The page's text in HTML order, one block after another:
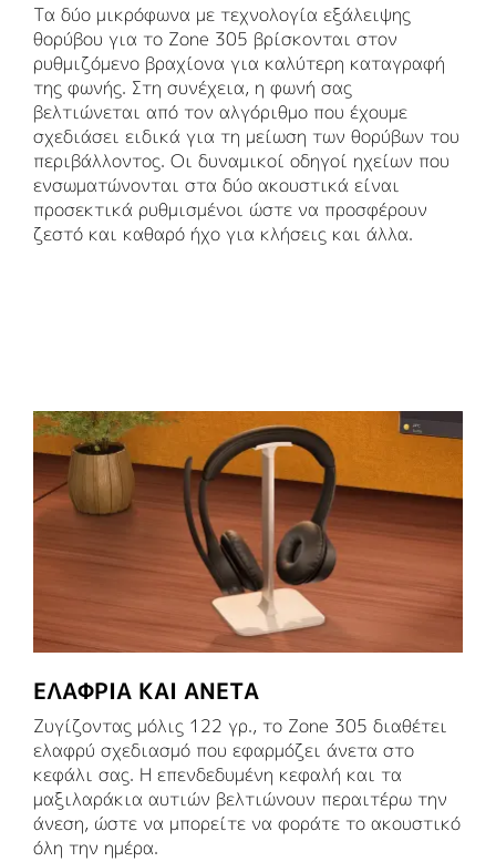
Τα δύο μικρόφωνα με τεχνολογία εξάλειψης
θορύβου για το Zone 305 βρίσκονται στον
ρυθμιζόμενο βραχίονα για καλύτερη καταγραφή
της φωνής. Στη συνέχεια, η φωνή σας
βελτιώνεται από τον αλγόριθμο που έχουμε
σχεδιάσει ειδικά για τη μείωση των θορύβων του
περιβάλλοντος. Οι δυναμικοί οδηγοί ηχείων που
ενσωματώνονται στα δύο ακουστικά είναι
προσεκτικά ρυθμισμένοι ώστε να προσφέρουν
ζεστό και καθαρό ήχο για κλήσεις και άλλα.
ΕΛΑΦΡΙΆ ΚΑΙ ΆΝΕΤΑ
Ζυγίζοντας μόλις 122 γρ., το Zone 305 διαθέτει
ελαφρύ σχεδιασμό που εφαρμόζει άνετα στο
κεφάλι σας. Η επενδεδυμένη κεφαλή και τα
μαξιλαράκια αυτιών βελτιώνουν περαιτέρω την
άνεση, ώστε να μπορείτε να φοράτε το ακουστικό
όλη την ημέρα.